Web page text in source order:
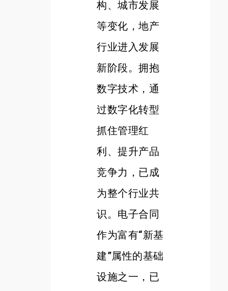
构、城市发展
等变化，地产
行业进入发展
新阶段。拥抱
数字技术，通
过数字化转型
抓住管理红
利、提升产品
竞争力，已成
为整个行业共
识。电子合同
作为富有“新基
建”属性的基础
设施之一，已